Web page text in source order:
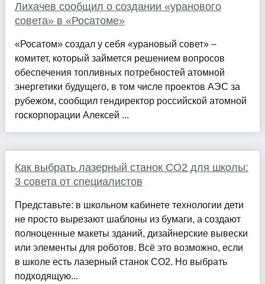
Лихачев сообщил о создании «уранового
совета» в «Росатоме»
«Росатом» создал у себя «урановый совет» –
комитет, который займется решением вопросов
обеспечения топливных потребностей атомной
энергетики будущего, в том числе проектов АЭС за
рубежом, сообщил гендиректор российской атомной
госкорпорации Алексей ...
Как выбрать лазерный станок СО2 для школы:
3 совета от специалистов
Представьте: в школьном кабинете технологии дети
не просто вырезают шаблоны из бумаги, а создают
полноценные макеты зданий, дизайнерские вывески
или элементы для роботов. Всё это возможно, если
в школе есть лазерный станок СО2. Но выбрать
подходящую...